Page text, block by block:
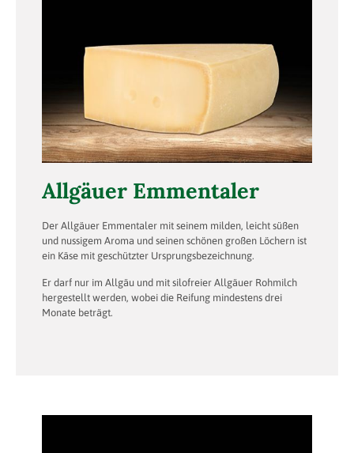
Allgäuer Emmentaler
Der Allgäuer Emmentaler mit seinem milden, leicht süßen
und nussigem Aroma und seinen schönen großen Löchern ist
ein Käse mit geschützter Ursprungsbezeichnung.
Er darf nur im Allgäu und mit silofreier Allgäuer Rohmilch
hergestellt werden, wobei die Reifung mindestens drei
Monate beträgt.